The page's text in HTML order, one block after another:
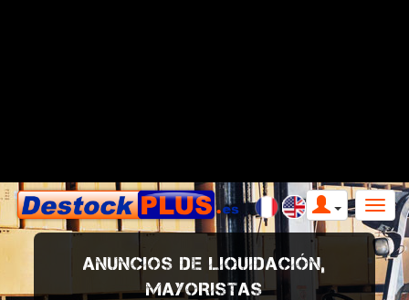
ANUNCIOS DE LIQUIDACIÓN,
MAYORISTAS